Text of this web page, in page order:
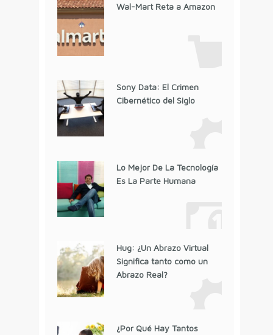
Wal-Mart Reta a Amazon
Sony Data: El Crimen
Cibernético del Siglo
Lo Mejor De La Tecnología
Es La Parte Humana
Hug: ¿Un Abrazo Virtual
Significa tanto como un
Abrazo Real?
¿Por Qué Hay Tantos